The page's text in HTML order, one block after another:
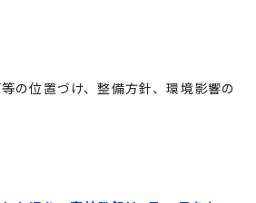
の位置づけ、整備方針、環境影響の